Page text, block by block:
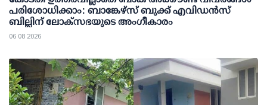
പരിശോധിക്കാം: ബാങ്കേഴ്സ് ബുക്ക് എവിഡന്‍സ്
ബില്ലിന് ലോക്സഭയുടെ അംഗീകാരം
06 08 2026